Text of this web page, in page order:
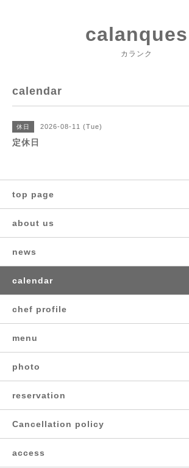
calanques
カランク
calendar
休日 2026-08-11 (Tue)
定休日
top page
about us
news
calendar
chef profile
menu
photo
reservation
Cancellation policy
access